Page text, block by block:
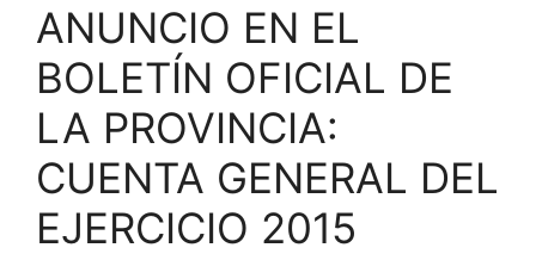
ANUNCIO EN EL
BOLETÍN OFICIAL DE
LA PROVINCIA:
CUENTA GENERAL DEL
EJERCICIO 2015